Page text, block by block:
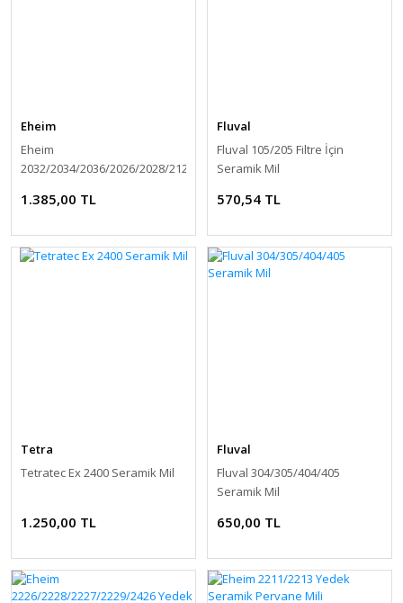
Eheim
Eheim
2032/2034/2036/2026/2028/2126/2128/2071/2073-
Yedek Seramik Mil
1.385,00 TL
Fluval
Fluval 105/205 Filtre İçin
Seramik Mil
570,54 TL
Tetra
Tetratec Ex 2400 Seramik Mil
1.250,00 TL
Fluval
Fluval 304/305/404/405
Seramik Mil
650,00 TL